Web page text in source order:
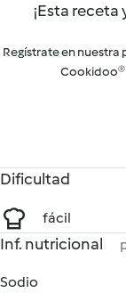
¡Esta receta
Regístrate en
Cookidoo®
Dificultad
fácil
Inf. nutricional
Sodio